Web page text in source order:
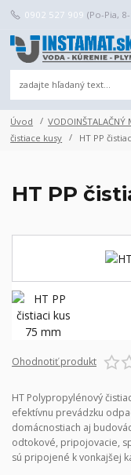
0902 527 909 (Po-Pia,
Úvod VODOINŠTALAČNÝ
čistiace kusy
HT PP
HT PP
Ohodnotiť produkt
HT Polypropylénový
efektívnu prevádzku
domácnostiach aj
odtokové, pripojovacie,
sú pripojené k vonkajšej